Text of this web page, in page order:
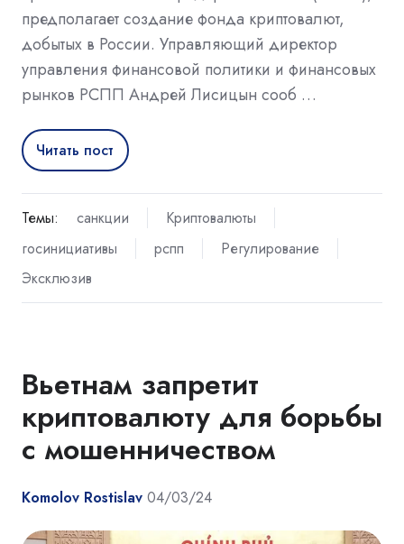
предполагает создание фонда криптовалют,
добытых в России. Управляющий директор
управления финансовой политики и финансовых
рынков РСПП Андрей Лисицын сооб …
Читать пост
Темы: санкции
Криптовалюты
госинициативы
рспп
Регулирование
Эксклюзив
Вьетнам запретит
криптовалюту для борьбы
с мошенничеством
Komolov Rostislav 04/03/24